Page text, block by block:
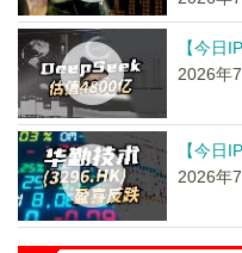
【今日
2026年
【今日
2026年